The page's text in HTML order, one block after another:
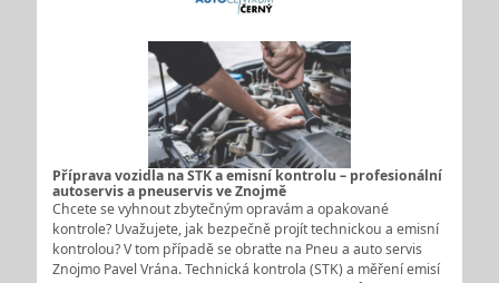
Příprava vozidla na STK a emisní kontrolu – profesionální
autoservis a pneuservis ve Znojmě
Chcete se vyhnout zbytečným opravám a opakované
kontrole? Uvažujete, jak bezpečně projít technickou a emisní
kontrolou? V tom případě se obraťte na Pneu a auto servis
Znojmo Pavel Vrána. Technická kontrola (STK) a měření emisí